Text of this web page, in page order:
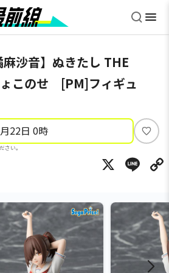
麻沙音】ぬきたし THE
このせ [PM]フィギュ
22日 0時
さい。
い
ね
X